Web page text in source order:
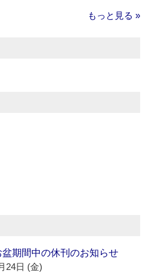
もっと見る »
盆期間中の休刊のお知らせ
24日 (金)